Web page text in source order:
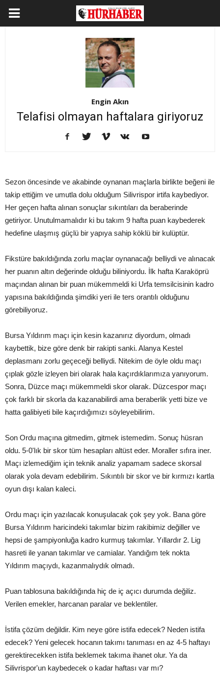
Engin Akın
Telafisi olmayan haftalara giriyoruz
Sezon öncesinde ve akabinde oynanan maçlarla birlikte beğeni ile
takip ettiğim ve umutla dolu olduğum Silivrispor irtifa kaybediyor.
Her geçen hafta alınan sonuçlar sıkıntıları da beraberinde
getiriyor. Unutulmamalıdır ki bu takım 9 hafta puan kaybederek
hedefine ulaşmış güçlü bir yapıya sahip köklü bir kulüptür.
Fikstüre bakıldığında zorlu maçlar oynanacağı belliydi ve alınacak
her puanın altın değerinde olduğu biliniyordu. İlk hafta Karaköprü
maçından alınan bir puan mükemmeldi ki Urfa temsilcisinin kadro
yapısına bakıldığında şimdiki yeri ile ters orantılı olduğunu
görebiliyoruz.
Bursa Yıldırım maçı için kesin kazanırız diyordum, olmadı
kaybettik, bize göre denk bir rakipti sanki. Alanya Kestel
deplasmanı zorlu geçeceği belliydi. Nitekim de öyle oldu maçı
çıplak gözle izleyen biri olarak hala kaçırdıklarımıza yanıyorum.
Sonra, Düzce maçı mükemmeldi skor olarak. Düzcespor maçı
çok farklı bir skorla da kazanabilirdi ama beraberlik yetti bize ve
hatta galibiyeti bile kaçırdığımızı söyleyebilirim.
Son Ordu maçına gitmedim, gitmek istemedim. Sonuç hüsran
oldu. 5-0'lık bir skor tüm hesapları altüst eder. Moraller sıfıra iner.
Maçı izlemediğim için teknik analiz yapamam sadece skorsal
olarak yola devam edebilirim. Sıkıntılı bir skor ve bir kırmızı kartla
oyun dışı kalan kaleci.
Ordu maçı için yazılacak konuşulacak çok şey yok. Bana göre
Bursa Yıldırım haricindeki takımlar bizim rakibimiz değiller ve
hepsi de şampiyonluğa kadro kurmuş takımlar. Yıllardır 2. Lig
hasreti ile yanan takımlar ve camialar. Yandığım tek nokta
Yıldırım maçıydı, kazanmalıydık olmadı.
Puan tablosuna bakıldığında hiç de iç açıcı durumda değiliz.
Verilen emekler, harcanan paralar ve beklentiler.
İstifa çözüm değildir. Kim neye göre istifa edecek? Neden istifa
edecek? Yeni gelecek hocanın takımı tanıması en az 4-5 haftayı
gerektirecekken istifa beklemek takıma ihanet olur. Ya da
Silivrispor'un kaybedecek o kadar haftası var mı?